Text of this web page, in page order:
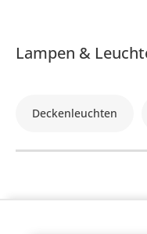
Lampen &
Deckenleuchten